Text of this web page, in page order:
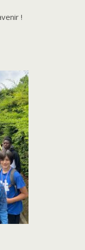
!